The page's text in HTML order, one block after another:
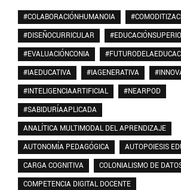
#COLABORACIÓNHUMANOIA
#DISEÑOCURRICULAR
#EVALUACIÓNCONIA
#IAEDUCATIVA
#IAGENERATIVA
#INTELIGENCIAARTIFICIAL
#NEARPOD
#SABIDURÍAAPLICADA
ANALÍTICA MULTIMODAL DEL APRENDIZAJE
AUTONOMÍA PEDAGÓGICA
AUTOPOIESIS
CARGA COGNITIVA
COLONIALISMO DE
COMPETENCIA DIGITAL DOCENTE